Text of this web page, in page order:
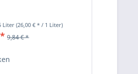
Liter(26,00 € * / 1 Liter)
9,84 € *